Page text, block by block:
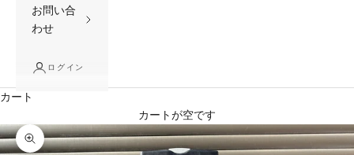
お問い合
わせ
ログイン
カート
カートが空です
ズームイン